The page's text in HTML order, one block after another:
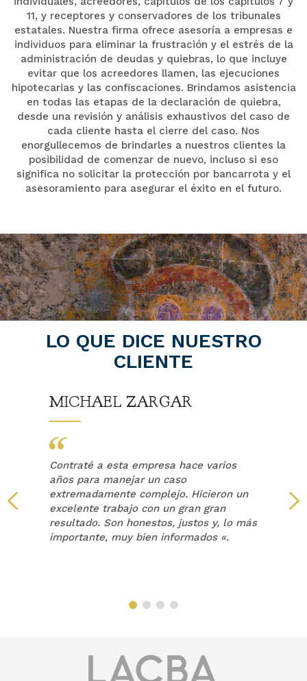
11, y receptores y conservadores de los tribunales
estatales. Nuestra firma ofrece asesoría a empresas e
individuos para eliminar la frustración y el estrés de la
administración de deudas y quiebras, lo que incluye
evitar que los acreedores llamen, las ejecuciones
hipotecarias y las confiscaciones. Brindamos asistencia
en todas las etapas de la declaración de quiebra,
desde una revisión y análisis exhaustivos del caso de
cada cliente hasta el cierre del caso. Nos
enorgullecemos de brindarles a nuestros clientes la
posibilidad de comenzar de nuevo, incluso si eso
significa no solicitar la protección por bancarrota y el
asesoramiento para asegurar el éxito en el futuro.
LO QUE DICE NUESTRO
CLIENTE
MICHAEL ZARGAR
Contraté a esta empresa hace varios
años para manejar un caso
extremadamente complejo. Hicieron un
excelente trabajo con un gran gran
resultado. Son honestos, justos y, lo más
importante, muy bien informados «.